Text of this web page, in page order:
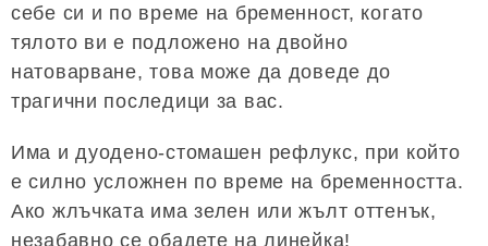
себе си и по време на бременност, когато
тялото ви е подложено на двойно
натоварване, това може да доведе до
трагични последици за вас.
Има и дуодено-стомашен рефлукс, при който
е силно усложнен по време на бременността.
Ако жлъчката има зелен или жълт оттенък,
незабавно се обадете на линейка!